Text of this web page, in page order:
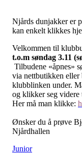
Njårds dunjakker er
kan enkelt klikkes
Velkommen til
t.o.m søndag 3.11
Tilbudene «åpnes»
via nettbutikken eller
klubblinken under.
og klikker seg videre
Her må man klikke:
Ønsker du å prøve
Njårdhallen
Junior